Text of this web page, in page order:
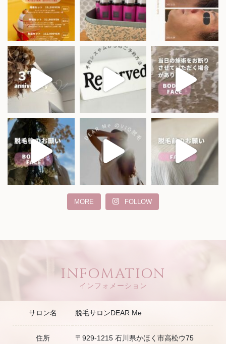
MORE FOLLOW
INFOMATION
インフォメーション
サロン名 脱毛サロンDEAR Me
住所 〒929-1215 石川県かほく市高松ウ75